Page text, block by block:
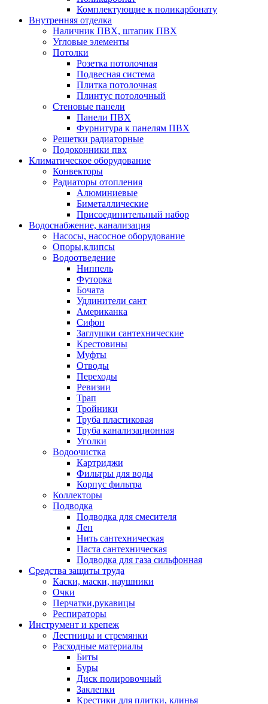
Комплектующие к поликарбонату
Внутренняя отделка
Наличник ПВХ, штапик ПВХ
Угловые элементы
Потолки
Розетка потолочная
Подвесная система
Плитка потолочная
Плинтус потолочный
Стеновые панели
Панели ПВХ
Фурнитура к панелям ПВХ
Решетки радиаторные
Подоконники пвх
Климатическое оборудование
Конвекторы
Радиаторы отопления
Алюминиевые
Биметаллические
Присоединительный набор
Водоснабжение, канализация
Насосы, насосное оборудование
Опоры,клипсы
Водоотведение
Ниппель
Футорка
Бочата
Удлинители сант
Американка
Сифон
Заглушки сантехнические
Крестовины
Муфты
Отводы
Переходы
Ревизии
Трап
Тройники
Труба пластиковая
Труба канализационная
Уголки
Водоочистка
Картриджи
Фильтры для воды
Корпус фильтра
Коллекторы
Подводка
Подводка для смесителя
Лен
Нить сантехническая
Паста сантехническая
Подводка для газа сильфонная
Средства защиты труда
Каски, маски, наушники
Очки
Перчатки,рукавицы
Респираторы
Инструмент и крепеж
Лестницы и стремянки
Расходные материалы
Биты
Буры
Диск полировочный
Заклепки
Крестики для плитки, клинья